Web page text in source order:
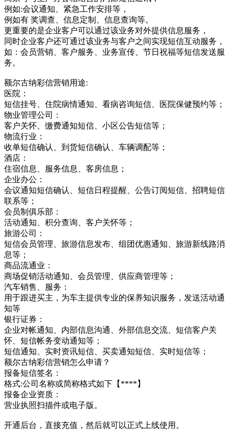
例如:会议通知、紧急工作安排等，
例如有 奖调查、信息定制、信息查询等。
更重要的是企业客户可以通过该业务对外提供信息服务，
同时企业客户还可通过该业务与客户之间实现短信互动服务，
如：会员营销、客户服务、业务宣传、节日祝福等短信发送服
务。
额尔古纳彩信营销用途:
医院：
短信挂号、住院病情通知、看病咨询短信、医院保健预约等；
物业管理公司：
客户关怀、缴费通知短信、小区公告短信等；
物流行业：
收单短信确认、到货短信确认、车辆调配等；
酒店：
住宿信息、服务信息、客房信息；
企业办公：
会议通知短信确认、短信日程提醒、公告订阅短信、招聘短信
联系等；
会员制俱乐部：
活动通知、积分查询、客户关怀等；
旅游公司：
短信会员管理、旅游信息发布、组团优惠通知、旅游新线路消
息等；
商品流通业：
商场促销活动通知、会员管理、供应商管理等；
汽车销售、服务：
用于跟进买主，为车主提供专业的保养知识服务，发送活动通
知等
银行证券：
企业对帐通知、内部信息沟通、外部信息交流、短信客户关
怀、短信帐务变动通知等；
短信通知、实时资讯短信、买卖通知短信、实时短信等；
额尔古纳彩信营销怎么申请？
报备短信签名：
格式:公司名称或简称格式如下【****】
报备企业资质：
营业执照扫描件或电子版。
开通后台，直接充值，然后就可以正式上线使用。